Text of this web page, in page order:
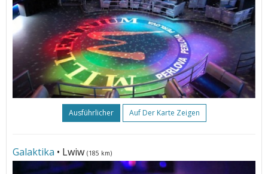
Ausführlicher Auf Der Karte Zeigen
Galaktika • Lwiw (185 km)